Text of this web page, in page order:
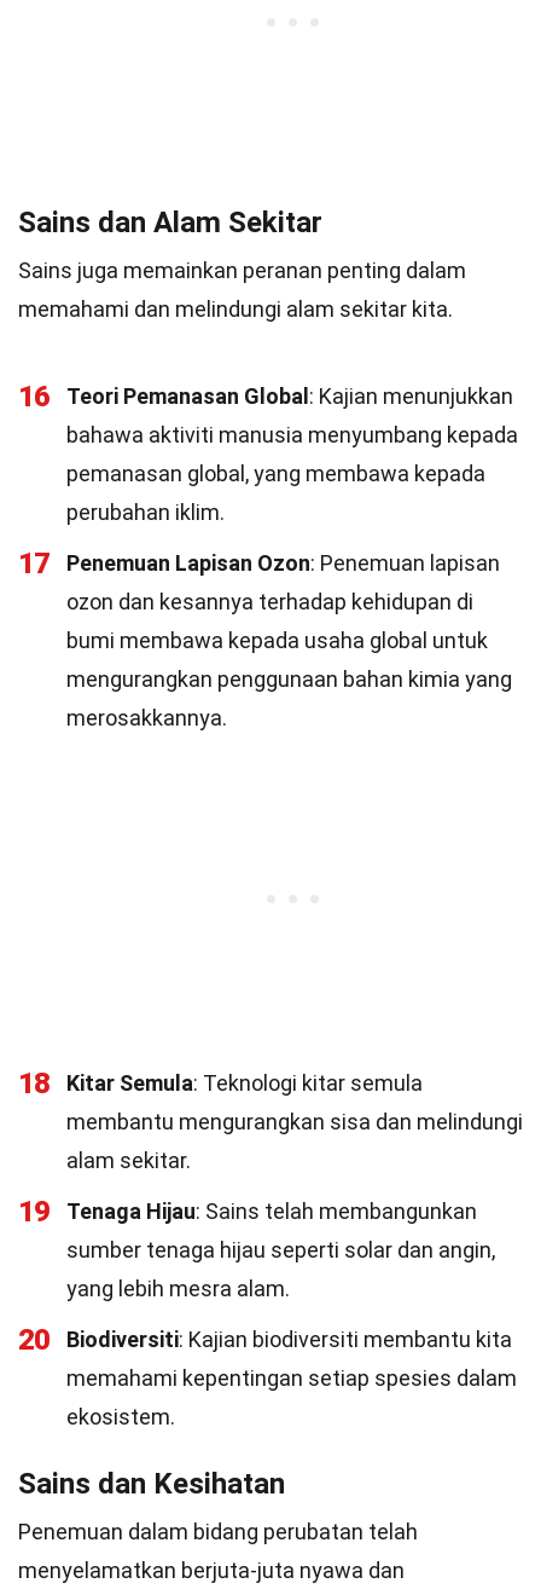
Sains dan Alam Sekitar
Sains juga memainkan peranan penting dalam
memahami dan melindungi alam sekitar kita.
16 Teori Pemanasan Global : Kajian menunjukkan
bahawa aktiviti manusia menyumbang kepada
pemanasan global, yang membawa kepada
perubahan iklim.
17 Penemuan Lapisan Ozon: Penemuan lapisan
ozon dan kesannya terhadap kehidupan di
bumi membawa kepada usaha global untuk
mengurangkan penggunaan bahan kimia yang
merosakkannya.
18 Kitar Semula: Teknologi kitar semula
membantu mengurangkan sisa dan melindungi
alam sekitar.
19 Tenaga Hijau: Sains telah membangunkan
sumber tenaga hijau seperti solar dan angin,
yang lebih mesra alam.
20 Biodiversiti: Kajian biodiversiti membantu kita
memahami kepentingan setiap spesies dalam
ekosistem.
Sains dan Kesihatan
Penemuan dalam bidang perubatan telah
menyelamatkan berjuta-juta nyawa dan